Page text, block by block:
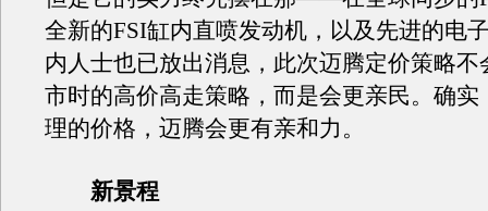
全新的FSI缸内直喷发动机，以及先进的电
内人士也已放出消息，此次迈腾定价策略不
市时的高价高走策略，而是会更亲民。确实
理的价格，迈腾会更有亲和力。
新景程